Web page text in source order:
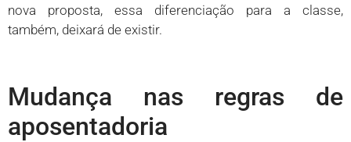
nova proposta, essa diferenciação para a classe,
também, deixará de existir.
Mudança nas regras de
aposentadoria